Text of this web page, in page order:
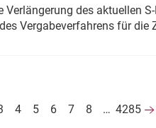
des aktuellen
Vergabeverfahrens für die
4 5 6 7 8 … 4285